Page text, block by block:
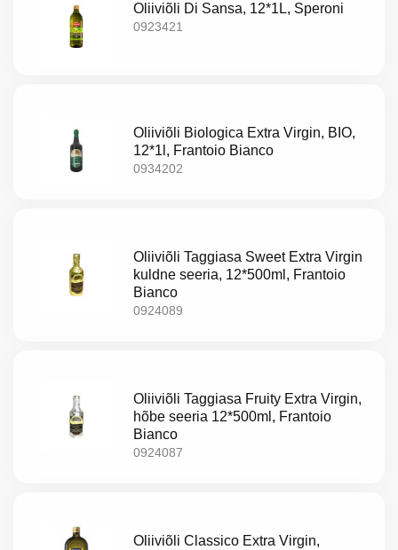
Oliiviõli Di Sansa, 12*1L, Speroni
0923421
Oliiviõli Biologica Extra Virgin, BIO,
12*1l, Frantoio Bianco
0934202
Oliiviõli Taggiasa Sweet Extra Virgin
kuldne seeria, 12*500ml, Frantoio
Bianco
0924089
Oliiviõli Taggiasa Fruity Extra Virgin,
hõbe seeria 12*500ml, Frantoio
Bianco
0924087
Oliiviõli Classico Extra Virgin,